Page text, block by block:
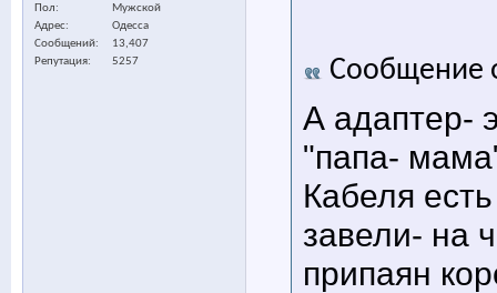
Пол
Мужской
Адрес
Одесса
Сообщений
13,407
Репутация
5257 Сообщение
А адаптер-
"папа-
Кабеля
завели- на
припаян